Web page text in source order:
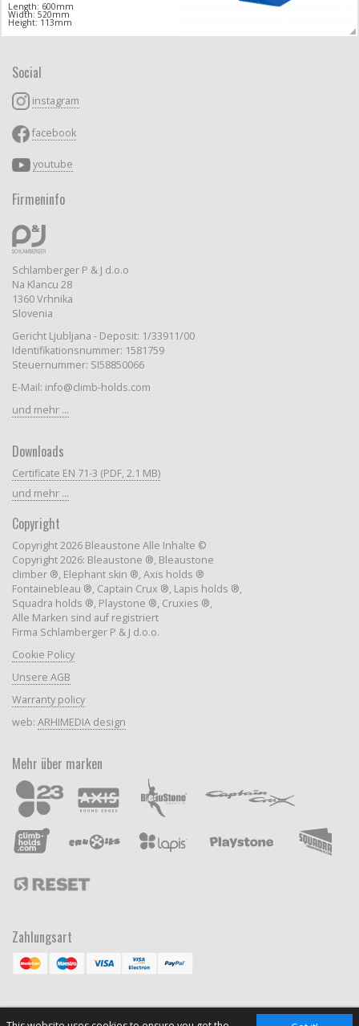
Length: 600mm
Width: 520mm
Height: 113mm
Social
instagram
facebook
youtube
Firmeninfo
Schlamberger P & J d.o.o
Na Klancu 28
1360 Vrhnika
Slovenia
Gericht Ljubljana - Deposit: 1/33911/00
Identifikationsnummer: 1581759
Steuernummer: SI58850066
E-Mail: info@climb-holds.com
und mehr ...
Downloads
Certificate EN 71-3 (PDF, 2.1 MB)
und mehr ...
Copyright
Copyright 2026 Bleaustone Alle Inhalte ©
Copyright 2026: Bleaustone ®, Bleaustone
climber ®, Elephant skin ®, Axis holds ®
Fontainebleau ®, Captain Crux ®, Lapis holds ®,
Squadra holds ®, Playstone ®, Cruxies ®,
Alle Marken sind auf registriert
Firma Schlamberger P & J d.o.o.
Cookie Policy
Unsere AGB
Warranty policy
web: ARHIMEDIA design
Mehr über marken
Zahlungsart